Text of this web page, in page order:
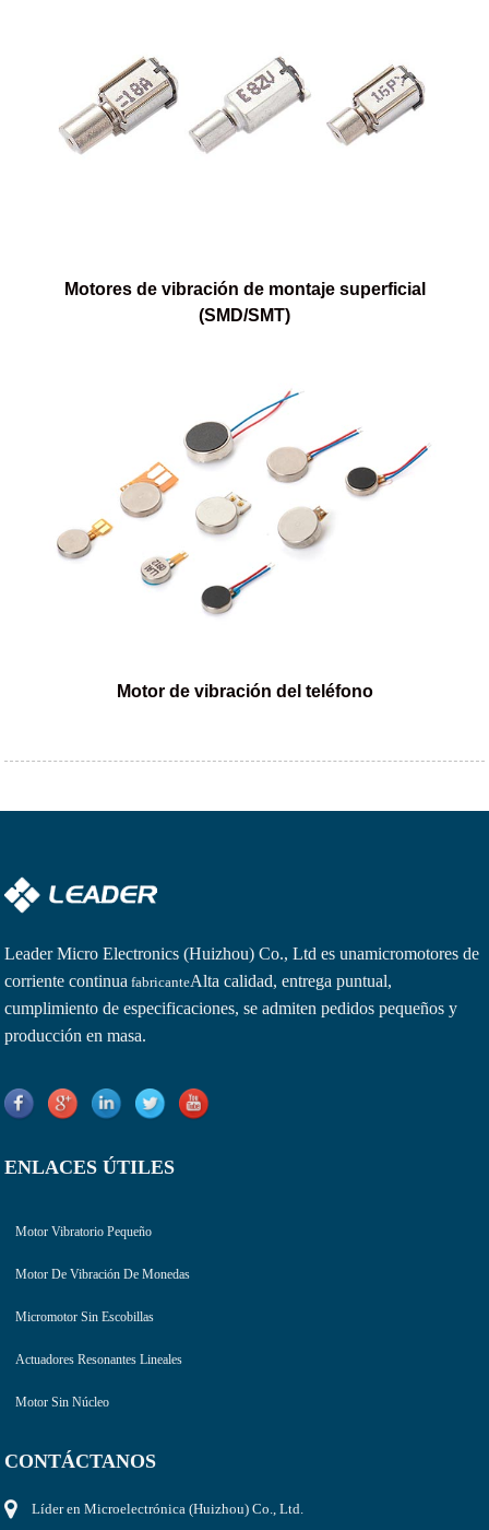
Motores de vibración de montaje superficial
(SMD/SMT)
Motor de vibración del teléfono
Leader Micro Electronics (Huizhou) Co., Ltd es unamicromotores de
corriente continua fabricanteAlta calidad, entrega puntual,
cumplimiento de especificaciones, se admiten pedidos pequeños y
producción en masa.
ENLACES ÚTILES
Motor Vibratorio Pequeño
Motor De Vibración De Monedas
Micromotor Sin Escobillas
Actuadores Resonantes Lineales
Motor Sin Núcleo
CONTÁCTANOS
Líder en Microelectrónica (Huizhou) Co., Ltd.